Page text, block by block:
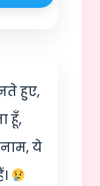
हुए,
हूँ,
ये